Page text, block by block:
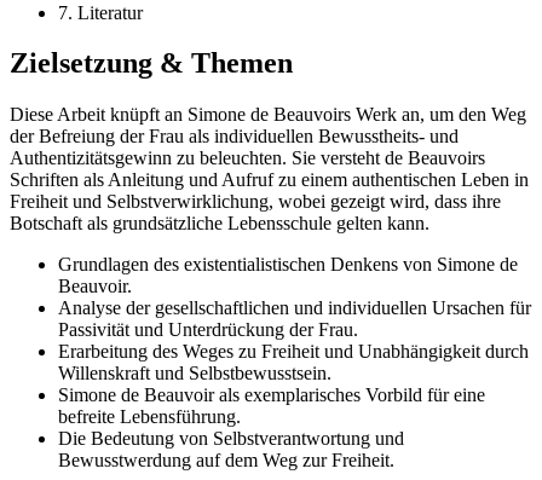
7. Literatur
Zielsetzung & Themen
Diese Arbeit knüpft an Simone de Beauvoirs Werk an, um den Weg
der Befreiung der Frau als individuellen Bewusstheits- und
Authentizitätsgewinn zu beleuchten. Sie versteht de Beauvoirs
Schriften als Anleitung und Aufruf zu einem authentischen Leben in
Freiheit und Selbstverwirklichung, wobei gezeigt wird, dass ihre
Botschaft als grundsätzliche Lebensschule gelten kann.
Grundlagen des existentialistischen Denkens von Simone de
Beauvoir.
Analyse der gesellschaftlichen und individuellen Ursachen für
Passivität und Unterdrückung der Frau.
Erarbeitung des Weges zu Freiheit und Unabhängigkeit durch
Willenskraft und Selbstbewusstsein.
Simone de Beauvoir als exemplarisches Vorbild für eine
befreite Lebensführung.
Die Bedeutung von Selbstverantwortung und
Bewusstwerdung auf dem Weg zur Freiheit.